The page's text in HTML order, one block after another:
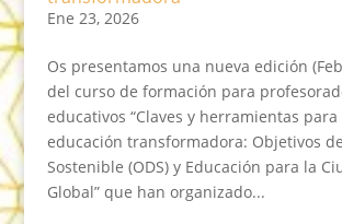
Ene 23, 2026
Os presentamos una nueva edición
del curso de formación para
educativos “Claves y herramientas para
educación transformadora: Objetivos
Sostenible (ODS) y Educación para la
Global” que han organizado...